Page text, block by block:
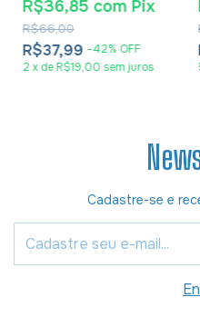
R$37,99 -42% OFF
R$66,00
R$36,85 com Pix
2 xdeR$19,00 sem juros
Cadastre-se e